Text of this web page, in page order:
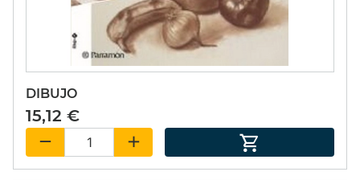
DIBUJO
15,12 €